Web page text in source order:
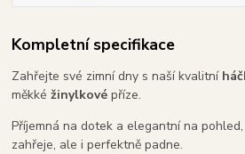
Kompletní specifikace
Zahřejte své zimní dny s naší kvalitní
měkké žinylkové příze.
Příjemná na dotek a elegantní na
zahřeje, ale i perfektně padne.